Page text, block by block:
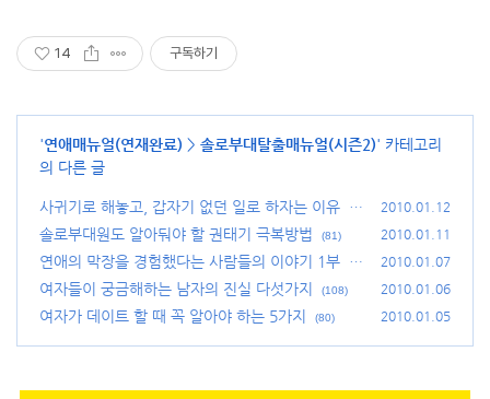
14 구독하기
'연애매뉴얼(연재완료) > 솔로부대탈출매뉴얼(시즌2)' 카테고리
의 다른 글
사귀기로 해놓고, 갑자기 없던 일로 하자는 이유
(9
8)
2010.01.12
솔로부대원도 알아둬야 할 권태기 극복방법 (81) 2010.01.11
연애의 막장을 경험했다는 사람들의 이야기 1부
(1
07)
2010.01.07
여자들이 궁금해하는 남자의 진실 다섯가지 (108) 2010.01.06
여자가 데이트 할 때 꼭 알아야 하는 5가지 (80) 2010.01.05